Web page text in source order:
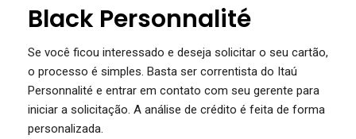
Black Personnalité
Se você ficou interessado e deseja solicitar o seu cartão,
o processo é simples. Basta ser correntista do Itaú
Personnalité e entrar em contato com seu gerente para
iniciar a solicitação. A análise de crédito é feita de forma
personalizada.